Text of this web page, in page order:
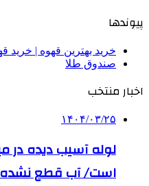
پیوندها
خرید بهترین قهوه | خرید
صندوق طلا
اخبار منتخب
۱۴۰۴/۰۳/۲۵
لوله آسیب دیده در
است/ آب قطع